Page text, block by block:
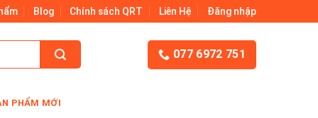
Blog Chính sách QRT Liên Hệ Đăng nhập
077 6972 751
PHẨM MỚI